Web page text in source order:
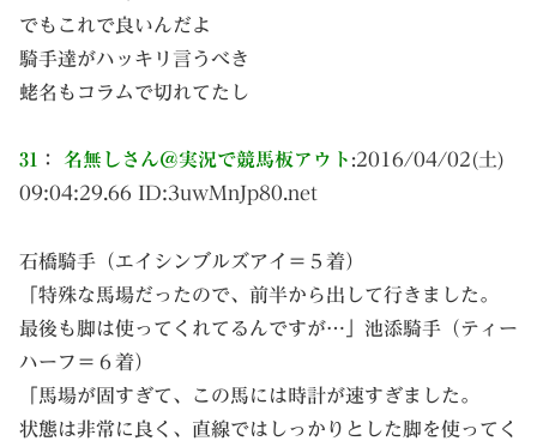
でもこれで良いんだよ
騎手達がハッキリ言うべき
蛯名もコラムで切れてたし
31 ： 名無しさん＠実況で競馬板アウト :2016/04/02(土)
09:04:29.66 ID:3uwMnJp80.net
石橋騎手（エイシンブルズアイ＝５着）
「特殊な馬場だったので、前半から出して行きました。
最後も脚は使ってくれてるんですが…」池添騎手（ティー
ハーフ＝６着）
「馬場が固すぎて、この馬には時計が速すぎました。
状態は非常に良く、直線ではしっかりとした脚を使ってく